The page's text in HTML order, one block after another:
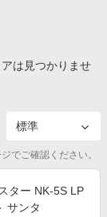
は見つかりませ
でご確認ください。
ター NK-5S LP
サンタ